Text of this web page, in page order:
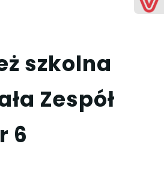
szkolna
Zespół
6